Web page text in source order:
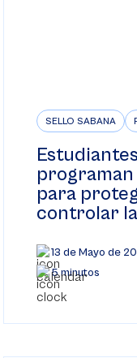
SELLO SABANA
para
controlar
13 de Mayo de
5 minutos